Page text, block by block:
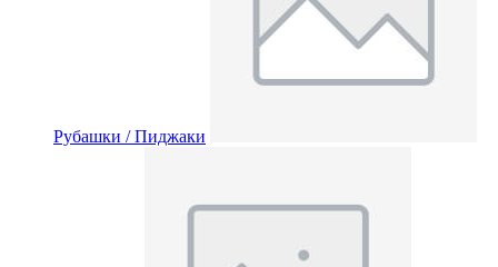
Рубашки / Пиджаки